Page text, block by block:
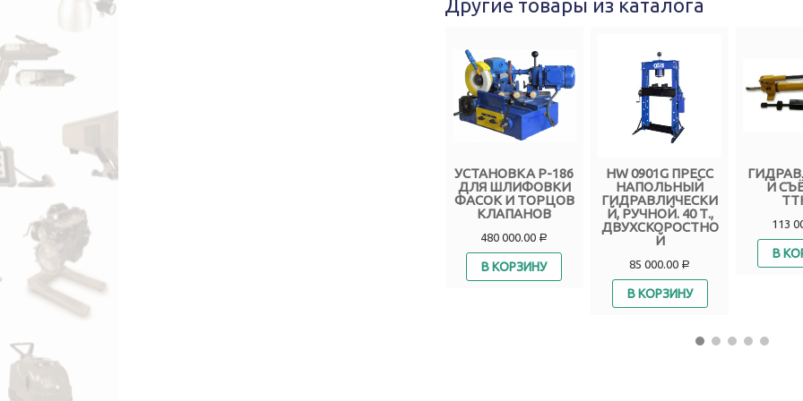
Другие товары из каталога
УСТАНОВКА Р-186
ДЛЯ ШЛИФОВКИ
ФАСОК И ТОРЦОВ
КЛАПАНОВ
480 000.00 Р
В КОРЗИНУ
HW 0901G ПРЕСС
НАПОЛЬНЫЙ
ГИДРАВЛИЧЕСКИ
Й, РУЧНОЙ. 40 Т.,
ДВУХСКОРОСТНО
Й
85 000.00 Р
В КОРЗИНУ
Й
113
В